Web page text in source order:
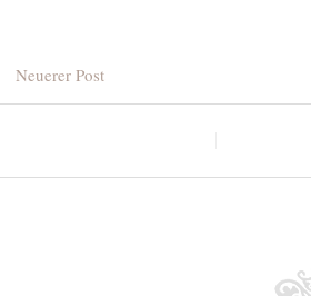
Neuerer Post